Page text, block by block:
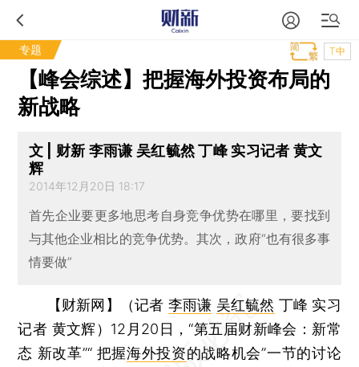
专题 T中
【峰会综述】把握海外投资布局的
新战略
文 | 财新 李雨谦 吴红毓然 丁峰 实习记者 黄文
辉
2014年12月20日 18:17
首先企业要更多地思考自身竞争优势在哪里，要找到
与其他企业相比的竞争优势。其次，政府“也有很多事
情要做”
【财新网】（记者 李雨谦 吴红毓然 丁峰 实习
记者 黄文辉） 12月20日，“第五届财新峰会：新常
态 新改革”“ 把握海外投资的战略机会”一节的讨论